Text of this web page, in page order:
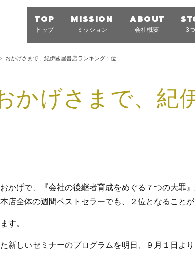
TOP
トップ
MISSION
ミッション
ABOUT
会社概要 3
おかげさまで、紀伊國屋書店ランキング１位
かげさまで、紀
かげで、『会社の後継者育成をめぐる７つの大罪
店全体の週間ベストセラーでも、２位となることが
す。
新しいセミナーのプログラムを明日、９月１日よ